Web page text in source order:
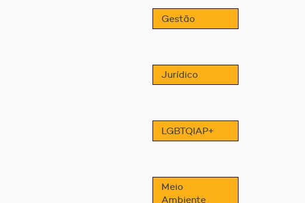
Gestão
Jurídico
LGBTQIAP+
Meio
Ambiente